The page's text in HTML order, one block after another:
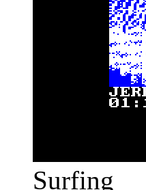
Surfing